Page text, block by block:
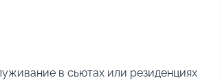
в сьютах или резиденциях